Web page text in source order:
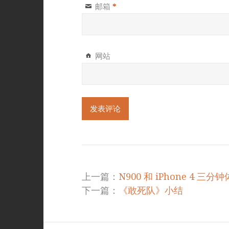
邮箱 *
网站
上一篇： N900 和 iPhone 4 三分钟
下一篇：
《敢死队》小结